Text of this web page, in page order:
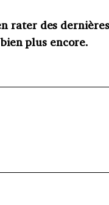
rater des dernières
plus encore.